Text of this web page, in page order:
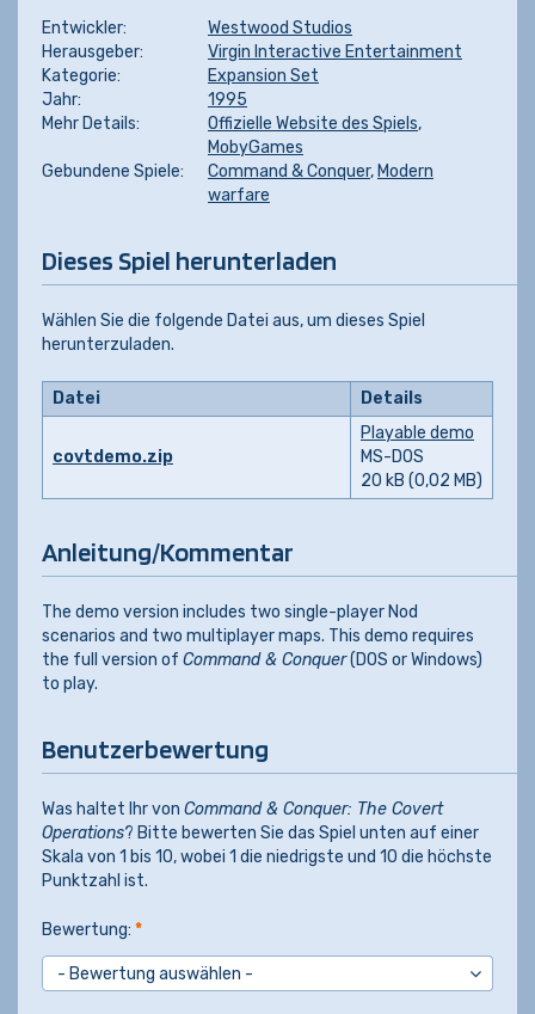
Entwickler:
Westwood Studios
Herausgeber:
Virgin Interactive Entertainment
Kategorie:
Expansion Set
Jahr:
1995
Mehr Details:
Offizielle Website des Spiels,
MobyGames
Gebundene Spiele:
Command & Conquer, Modern
warfare
Dieses Spiel herunterladen
Wählen Sie die folgende Datei aus, um dieses Spiel
herunterzuladen.
Datei Details
covtdemo.zip
Playable demo
MS-DOS
20 kB (0,02 MB)
Anleitung/Kommentar
The demo version includes two single-player Nod
scenarios and two multiplayer maps. This demo requires
the full version of Command & Conquer(DOS or Windows)
to play.
Benutzerbewertung
Was haltet Ihr von Command & Conquer: The Covert
Operations? Bitte bewerten Sie das Spiel unten auf einer
Skala von 1 bis 10, wobei 1 die niedrigste und 10 die höchste
Punktzahl ist.
Bewertung: *